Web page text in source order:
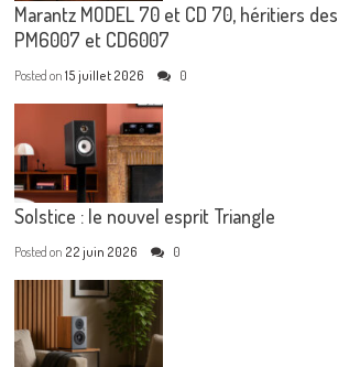
Marantz MODEL 70 et CD 70, héritiers des
PM6007 et CD6007
Posted on15 juillet 2026 0
Solstice : le nouvel esprit Triangle
Posted on 22 juin 2026 0